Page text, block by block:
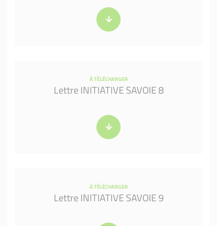
À TÉLÉCHARGER
Lettre INITIATIVE SAVOIE 8
À TÉLÉCHARGER
Lettre INITIATIVE SAVOIE 9